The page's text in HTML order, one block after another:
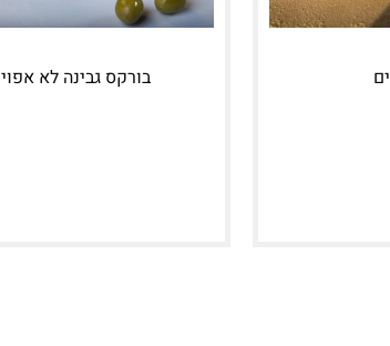
בורקס גבינה לא אפוי